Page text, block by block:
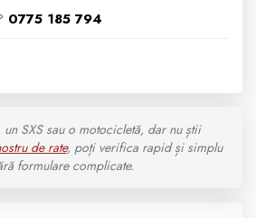
0775 185 794
SXS sau o motocicletă, dar nu știi
de rate, poți verifica rapid și simplu
formulare complicate.